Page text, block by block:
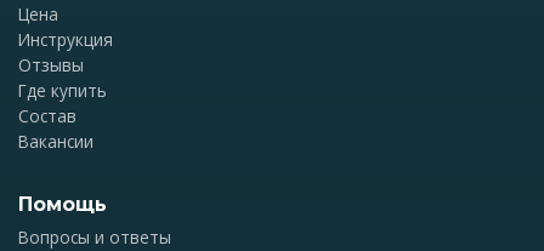
Цена
Инструкция
Отзывы
Где купить
Состав
Вакансии
Помощь
Вопросы и ответы